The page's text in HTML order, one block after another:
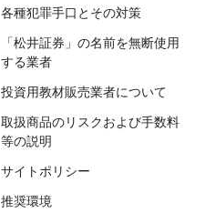
各種犯罪手口とその対策
「松井証券」の名前を無断使用
する業者
投資用教材販売業者について
取扱商品のリスクおよび手数料
等の説明
サイトポリシー
推奨環境